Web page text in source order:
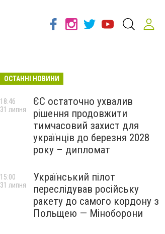
ОСТАННІ НОВИНИ
ЄС остаточно ухвалив
рішення продовжити
тимчасовий захист для
українців до березня 2028
року – дипломат
18:46
31 липня
Український пілот
переслідував російську
ракету до самого кордону з
Польщею — Міноборони
15:00
31 липня